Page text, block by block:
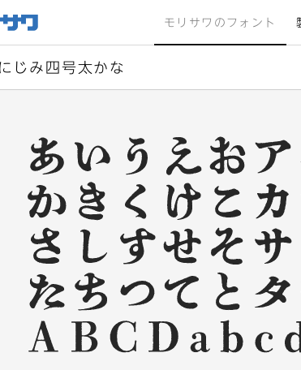
モリサワのフォント
じみ四号太かな